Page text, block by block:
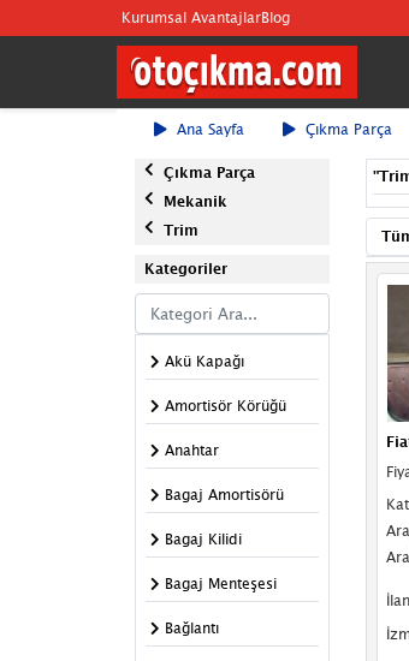
Kurumsal AvantajlarBlog
Ana Sayfa Çıkma Parça
Çıkma Parça
Mekanik
Trim
Kategoriler
Akü Kapağı
Amortisör Körüğü
Anahtar
Bagaj Amortisörü
Bagaj Kilidi
Bagaj Menteşesi
Bağlantı
"